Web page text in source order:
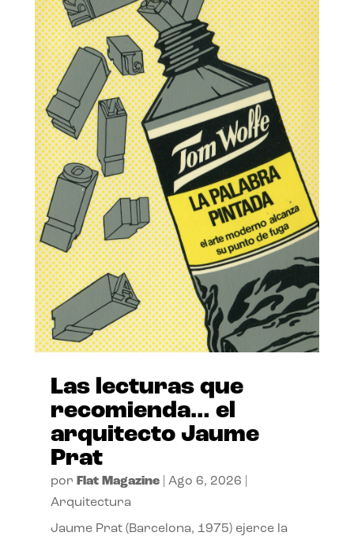
Las lecturas que
recomienda… el
arquitecto Jaume
Prat
por Flat Magazine| Ago 6, 2026
Arquitectura
Jaume Prat (Barcelona, 1975) ejerce la